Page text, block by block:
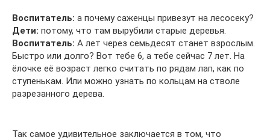
Воспитатель: а почему саженцы привезут на лесосеку?
Дети: потому, что там вырубили старые деревья.
Воспитатель: А лет через семьдесят станет взрослым.
Быстро или долго? Вот тебе 6, а тебе сейчас 7 лет. На
ёлочке её возраст легко считать по рядам лап, как по
ступенькам. Или можно узнать по кольцам на стволе
разрезанного дерева.
Так самое удивительное заключается в том, что